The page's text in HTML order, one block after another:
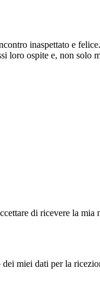
inaspettato e
loro ospite e, non solo
di ricevere la mia
miei dati per la